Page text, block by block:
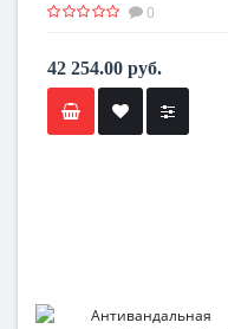
0
42 254.00 руб.